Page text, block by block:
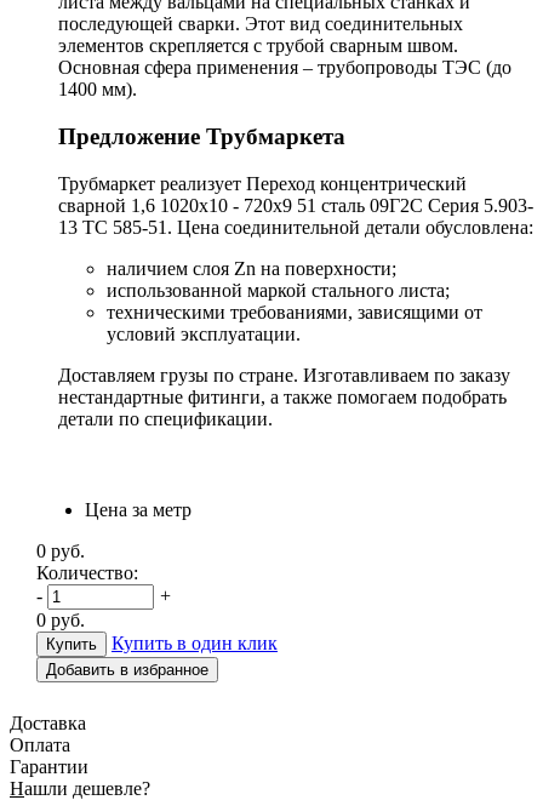
последующей сварки. Этот вид соединительных
элементов скрепляется с трубой сварным швом.
Основная сфера применения – трубопроводы ТЭС (до
1400 мм).
Предложение Трубмаркета
Трубмаркет реализует Переход концентрический
сварной 1,6 1020х10 - 720х9 51 сталь 09Г2С Серия 5.903-
13 ТС 585-51. Цена соединительной детали обусловлена:
наличием слоя Zn на поверхности;
использованной маркой стального листа;
техническими требованиями, зависящими от
условий эксплуатации.
Доставляем грузы по стране. Изготавливаем по заказу
нестандартные фитинги, а также помогаем подобрать
детали по спецификации.
Цена за метр
0 руб.
Количество:
-
+
0 руб.
Купить в один клик
Добавить в избранное
Доставка
Оплата
Гарантии
Нашли дешевле?